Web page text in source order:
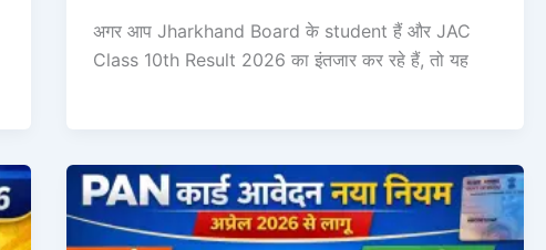
अगर आप Jharkhand Board के student हैं और JAC
Class 10th Result 2026 का इंतजार कर रहे हैं, तो यह